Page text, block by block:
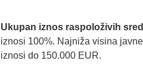
Ukupan iznos raspoloživih
iznosi 100%. Najniža visina
iznosi do 150.000 EUR.